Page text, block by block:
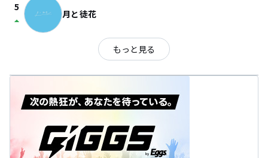
5
arrow_drop_up 月と徒花
もっと見る